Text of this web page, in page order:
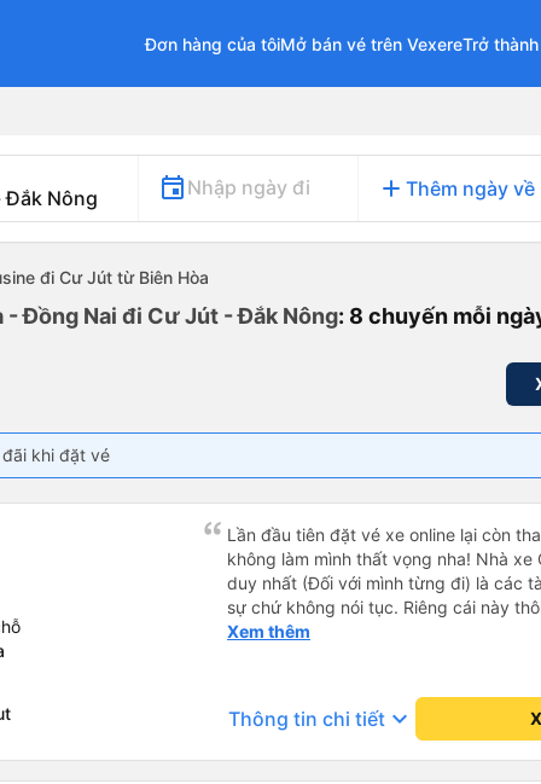
Đơn hàng của tôiMở bán vé trên VexereTrở
Nhập ngày đi add Thêm ngày về
đi Cư Jút từ Biên Hòa
- Đồng Nai đi Cư Jút - Đắk Nông: 8 chuyến mỗi
khi đặt vé
Lần đầu tiên đặt vé xe online lại còn
không làm mình thất vọng nha! Nhà xe
duy nhất (Đối với mình từng đi) là các
sự chứ không nói tục. Riêng cái này
rồi. Chú tài xế còn uống pepsi rất dễ
Xem thêm
Thông tin chi tiết keyboard_arrow_down